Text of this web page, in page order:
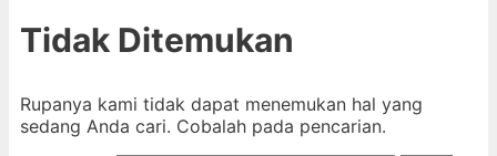
Tidak Ditemukan
Rupanya kami tidak dapat menemukan hal yang
sedang Anda cari. Cobalah pada pencarian.